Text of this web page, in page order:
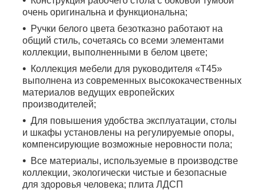
очень оригинальна и функциональна;
Ручки белого цвета безотказно работают на
общий стиль, сочетаясь со всеми элементами
коллекции, выполненными в белом цвете;
Коллекция мебели для руководителя «T45»
выполнена из современных высококачественных
материалов ведущих европейских
производителей;
Для по­вы­ше­ния удоб­ст­ва экс­плуа­та­ции, столы
и шкафы установлены на регулируемые опоры,
компенсирующие возможные неровности пола;
Все материалы, используемые в производстве
коллекции, экологически чистые и безопасные
для здоровья человека; плита ЛДСП